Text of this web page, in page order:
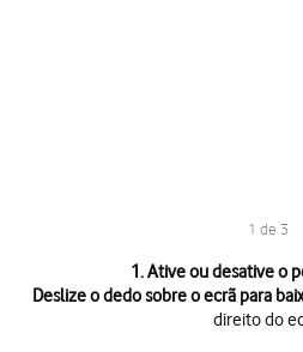
1 de 3
1. Ative ou desative o
Deslize o dedo sobre o ecrã para
direito do